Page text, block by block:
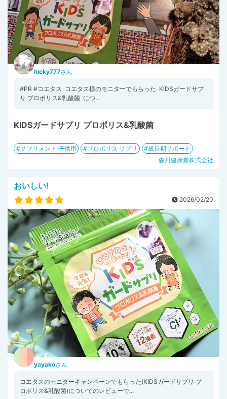
lucky777さん
#PR #コエタス ⁡ コエタス様のモニターでもらった ⁡ KIDSガードサプ
リ プロポリス&乳酸菌 ⁡ につ...
KIDSガードサプリ プロポリス&乳酸菌
サプリメント 子供用 プロポリス サプリ
成長期サポート
森川健康堂株式会社
おいしい!
2026/02/20
yayakoさん
コエタスのモニターキャンペーンでもらった(KIDSガードサプリ プ
ロポリス&乳酸菌)についてのレビューで...